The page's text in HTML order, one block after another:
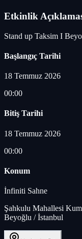
Etkinlik
Stand up Taksim I
Başlangıç Tarihi
18 Temmuz 2026
00:00
Bitiş Tarihi
18 Temmuz 2026
00:00
Konum
İnfiniti Sahne
Şahkulu Mahallesi
Beyoğlu / İstanbul